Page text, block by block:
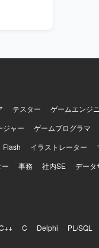
テスター ゲームエンジ
ジャー ゲームプログラマ
Flash イラストレーター
事務 社内SE データ
C Delphi PL/SQL